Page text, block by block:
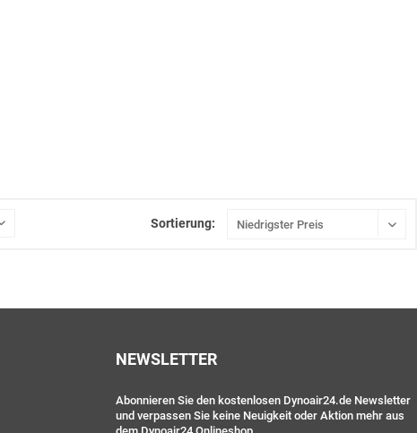
Sortierung:
NEWSLETTER
Abonnieren Sie den kostenlosen Dynoair24.de Newsletter
und verpassen Sie keine Neuigkeit oder Aktion mehr aus